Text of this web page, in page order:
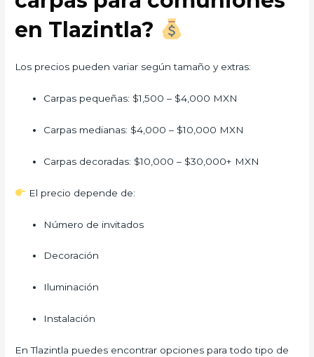
en Tlazintla?
Los precios pueden variar según tamaño y extras:
Carpas pequeñas: $1,500 – $4,000 MXN
Carpas medianas: $4,000 – $10,000 MXN
Carpas decoradas: $10,000 – $30,000+ MXN
El precio depende de:
Número de invitados
Decoración
Iluminación
Instalación
En Tlazintla puedes encontrar opciones para todo tipo de